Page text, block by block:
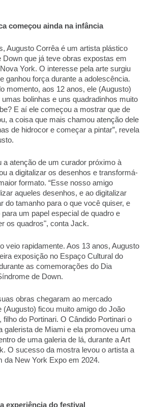
começou ainda na infância
Augusto Corrêa é um artista plástico
que já teve obras expostas em
York. O interesse pela arte surgiu
ganhou força durante a adolescência.
momento, aos 12 anos, ele (Augusto)
bolinhas e uns quadradinhos muito
E aí ele começou a mostrar que de
a coisa que mais chamou atenção dele
de hidrocor e começar a pintar”, revela
a atenção de um curador próximo à
a digitalizar os desenhos e transformá-
formato. “Esse nosso amigo
aqueles desenhos, e ao digitalizar
do tamanho para o que você quiser, e
um papel especial de quadro e
os quadros", conta Jack.
veio rapidamente. Aos 13 anos, Augusto
exposição no Espaço Cultural do
as comemorações do Dia
de Down.
obras chegaram ao mercado
(Augusto) ficou muito amigo do João
filho do Portinari. O Cândido Portinari o
galerista de Miami e ela promoveu uma
de uma galeria de lá, durante a Art
O sucesso da mostra levou o artista a
da New York Expo em 2024.
experiência do festival